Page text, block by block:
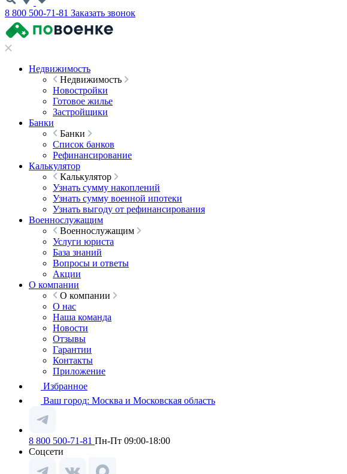
8 800 500-71-81 Заказать звонок
Недвижимость
Недвижимость
Новостройки
Готовое жилье
Застройщики
Банки
Банки
Список банков
Рефинансирование
Калькулятор
Калькулятор
Узнать сумму накоплений
Узнать сумму военной ипотеки
Узнать выгоду от рефинансирования
Военнослужащим
Военнослужащим
Услуги юриста
База знаний
Вопросы и ответы
Акции
О компании
О компании
О нас
Наша команда
Новости
Отзывы
Гарантии
Контакты
Приложение
Избранное
Ваш город: Москва и Московская область
8 800 500-71-81 Пн-Пт 09:00-18:00
Соцсети